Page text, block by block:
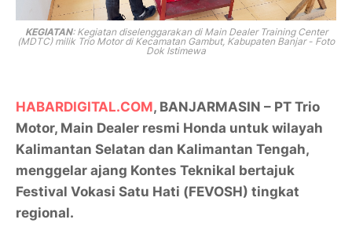
KEGIATAN: Kegiatan diselenggarakan di Main Dealer Training Center
(MDTC) milik Trio Motor di Kecamatan Gambut, Kabupaten Banjar - Foto
Dok Istimewa
HABARDIGITAL.COM, BANJARMASIN – PT Trio
Motor, Main Dealer resmi Honda untuk wilayah
Kalimantan Selatan dan Kalimantan Tengah,
menggelar ajang Kontes Teknikal bertajuk
Festival Vokasi Satu Hati (FEVOSH) tingkat
regional.